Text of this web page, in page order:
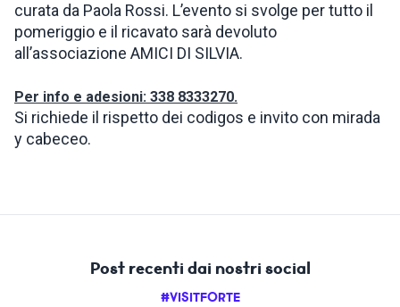
curata da Paola Rossi. L’evento si svolge per tutto il
pomeriggio e il ricavato sarà devoluto
all’associazione AMICI DI SILVIA.
Per info e adesioni: 338 8333270.
Si richiede il rispetto dei codigos e invito con mirada
y cabeceo.
Post recenti dai nostri social
#VISITFORTE